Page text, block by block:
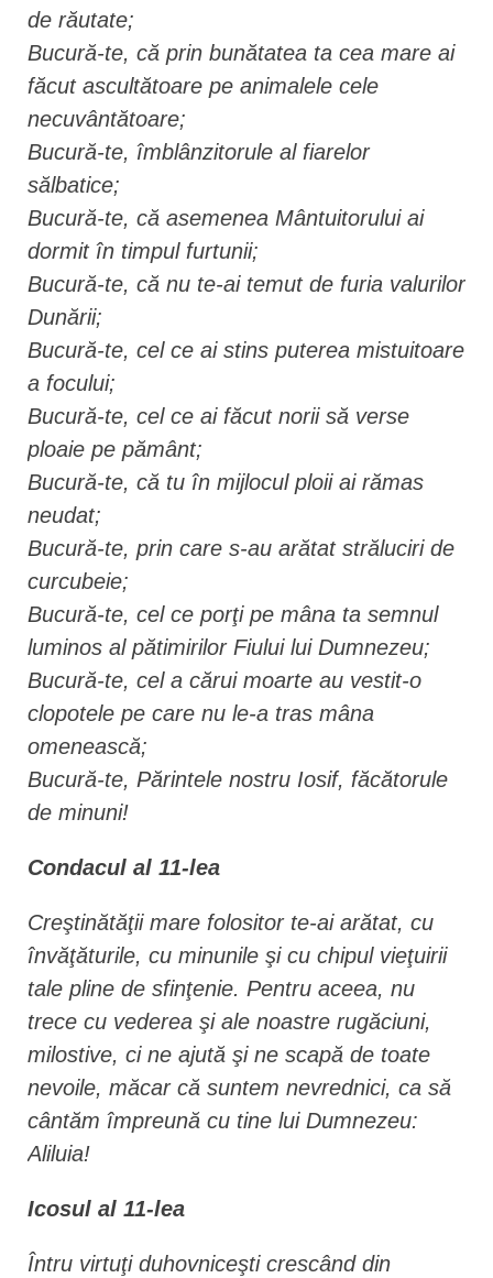
de răutate;
Bucură-te, că prin bunătatea ta cea mare ai
făcut ascultătoare pe animalele cele
necuvântătoare;
Bucură-te, îmblânzitorule al fiarelor
sălbatice;
Bucură-te, că asemenea Mântuitorului ai
dormit în timpul furtunii;
Bucură-te, că nu te-ai temut de furia valurilor
Dunării;
Bucură-te, cel ce ai stins puterea mistuitoare
a focului;
Bucură-te, cel ce ai făcut norii să verse
ploaie pe pământ;
Bucură-te, că tu în mijlocul ploii ai rămas
neudat;
Bucură-te, prin care s-au arătat străluciri de
curcubeie;
Bucură-te, cel ce porţi pe mâna ta semnul
luminos al pătimirilor Fiului lui Dumnezeu;
Bucură-te, cel a cărui moarte au vestit-o
clopotele pe care nu le-a tras mâna
omenească;
Bucură-te, Părintele nostru Iosif, făcătorule
de minuni!
Condacul al 11-lea
Creştinătăţii mare folositor te-ai arătat, cu
învăţăturile, cu minunile şi cu chipul vieţuirii
tale pline de sfinţenie. Pentru aceea, nu
trece cu vederea şi ale noastre rugăciuni,
milostive, ci ne ajută şi ne scapă de toate
nevoile, măcar că suntem nevrednici, ca să
cântăm împreună cu tine lui Dumnezeu:
Aliluia!
Icosul al 11-lea
Întru virtuţi duhovniceşti crescând din